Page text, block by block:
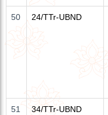
50 24/TTr-UBND
51 34/TTr-UBND